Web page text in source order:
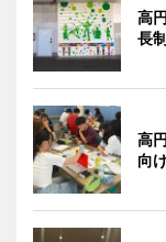
高
長
高
向